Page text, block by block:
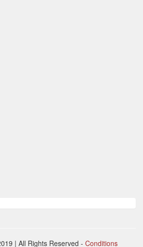
| All Rights Reserved - Conditions